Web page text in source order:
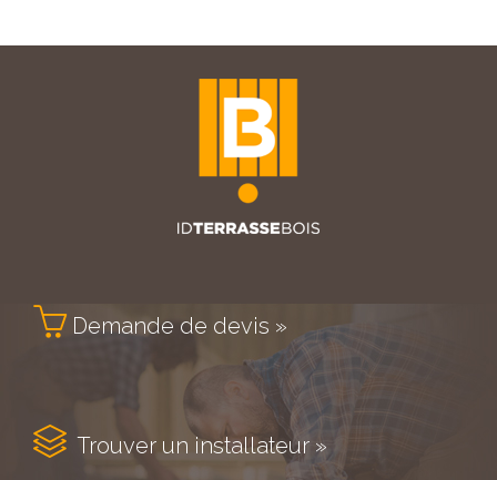
 Demande de devis »
 Trouver un installateur »